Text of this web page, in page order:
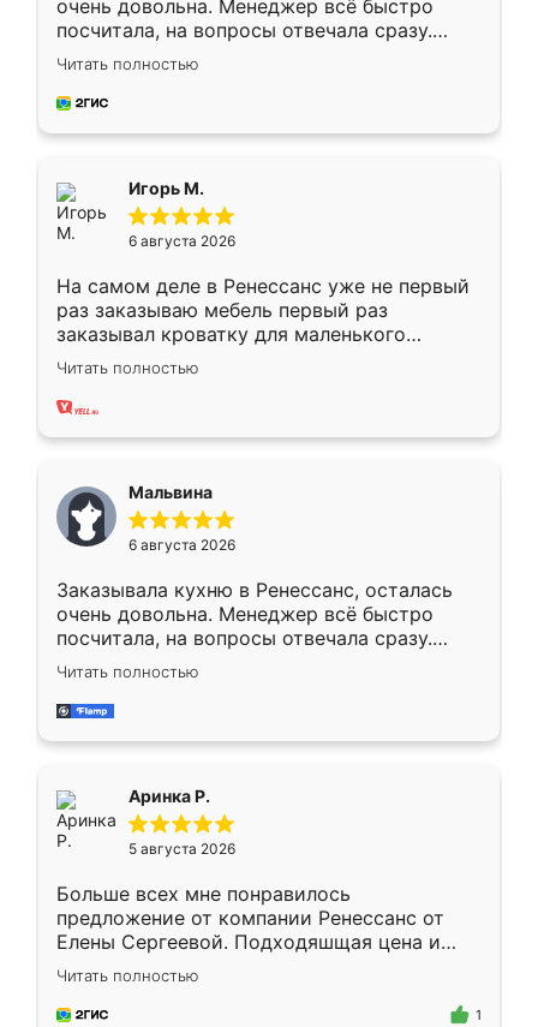
очень довольна. Менеджер всё быстро
посчитала, на вопросы отвечала сразу.
Замерщик приехал в субботу, подошёл к
делу со всей ответственностью. Собрали
за день, ребята работали аккуратно, даже
Читать полностью
Игорь М.
6 августа 2026
На самом деле в Ренессанс уже не первый
раз заказываю мебель первый раз
заказывал кроватку для маленького
ребёнка при его рождении ,во второй раз
заказал шкаф-купе. По качеству очень
хорошее сборка достаточно быстрая,
меньше, здесь же он более разнообразный.
Мне нравится ,если что-то потребуется из
мебели буду заказывать только здесь.
Читать полностью
Мальвина
6 августа 2026
Заказывала кухню в Ренессанс, осталась
очень довольна. Менеджер всё быстро
посчитала, на вопросы отвечала сразу.
Замерщик приехал в субботу, подошёл к
делу со всей ответственностью. Собрали
за день, ребята работали аккуратно, даже
Читать полностью
Аринка Р.
5 августа 2026
Больше всех мне понравилось
предложение от компании Ренессанс от
Елены Сергеевой. Подходяшщая цена и
короткие сроки изготовления. Приехавший
для замера сотрудник Владислав
предложил по моему эскизу самый
Читать полностью
1